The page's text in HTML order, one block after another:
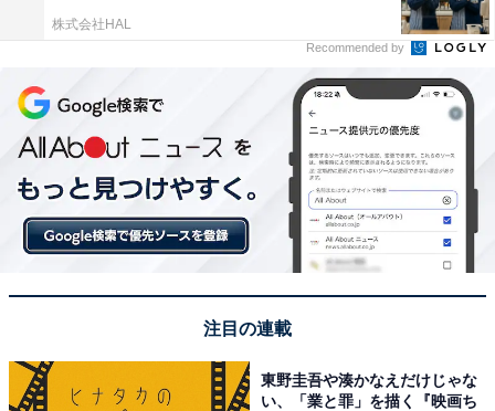
株式会社HAL
Recommended by
注目の連載
東野圭吾や湊かなえだけじゃな
い、「業と罪」を描く『映画ち